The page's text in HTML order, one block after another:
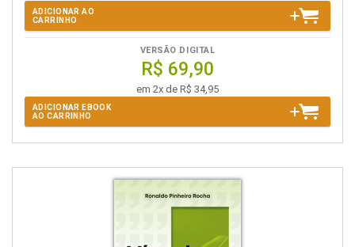
ADICIONAR AO
CARRINHO
VERSÃO DIGITAL
R$ 69,90
em 2x de R$ 34,95
ADICIONAR EBOOK
AO CARRINHO